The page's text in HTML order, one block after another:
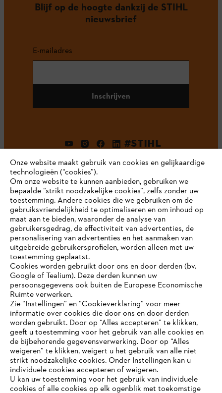
Blijf op de hoogte dankzij de STIHL
nieuwsbrief
E-mailadres
Inschrijven
#STIHL
Bedrijf
STIHL FAQ
Contact
Gegevensbescherming Impressum
Cookie-informatie Juridische informatie
JE BROWSER WORDT NIET
ONDERSTEUND
Je gebruikt een browser die we nog niet ondersteunen. Om
onze website optimaal te kunnen gebruiken, raden we aan dat
je overschakelt op één van de volgende browsers:
Onze website maakt gebruik van cookies en gelijkaardige
technologieën (“cookies”).
Om onze website te kunnen aanbieden, gebruiken we
bepaalde “strikt noodzakelijke cookies”, zelfs zonder uw
toestemming. Andere cookies die we gebruiken om de
gebruiksvriendelijkheid te optimaliseren en om inhoud op
maat aan te bieden, waaronder de analyse van
gebruikersgedrag, de effectiviteit van advertenties, de
personalisering van advertenties en het aanmaken van
uitgebreide gebruikersprofielen, worden alleen met uw
toestemming geplaatst.
Cookies worden gebruikt door ons en door derden (bv.
Google of Tealium). Deze derden kunnen uw
persoonsgegevens ook buiten de Europese Economische
Ruimte verwerken.
Zie “Instellingen” en “Cookieverklaring” voor meer
informatie over cookies die door ons en door derden
worden gebruikt. Door op “Alles accepteren” te klikken,
geeft u toestemming voor het gebruik van alle cookies en
de bijbehorende gegevensverwerking. Door op “Alles
weigeren” te klikken, weigert u het gebruik van alle niet
strikt noodzakelijke cookies. Onder Instellingen kan u
individuele cookies accepteren of weigeren.
U kan uw toestemming voor het gebruik van individuele
cookies of alle cookies op elk ogenblik met toekomstige